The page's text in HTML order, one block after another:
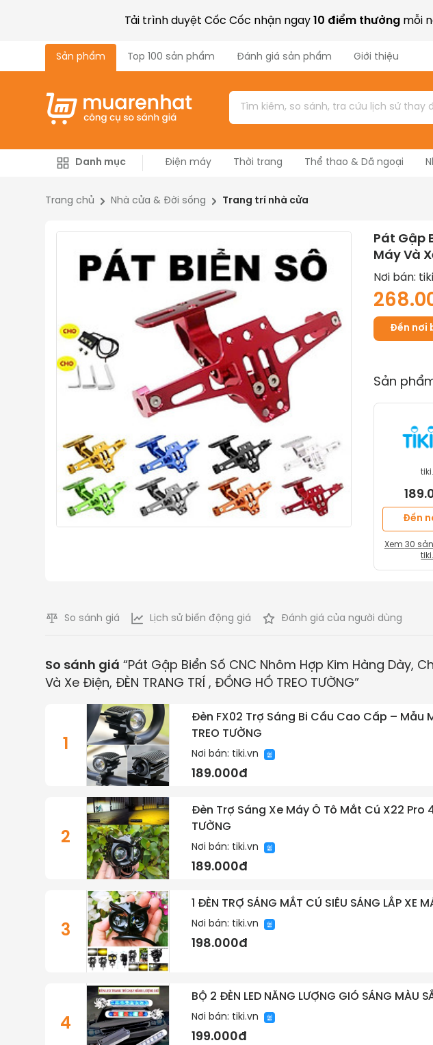
Tải trình duyệt Cốc Cốc nhận ngay 10 điểm thưởngmỗi
Sản phẩm Top 100 sản phẩm Đánh giá sản phẩm Giới thiệu
Danh mục Điện máy Thời trang Thể thao & Dã ngoại
Trang chủ
Nhà cửa & Đời sống Trang trí nhà cửa
Pát Gập
Máy Và
Nơi bán:
Đến nơi
Sản
Đến
Xem 30
So sánh giá Lịch sử biến động giá Đánh giá của người dùng
So sánh giá “Pát Gập Biển Số CNC Nhôm Hợp Kim Hàng Dày,
Và Xe Điện, ĐÈN TRANG TRÍ , ĐỒNG HỒ TREO TƯỜNG”
1
Đèn FX02 Trợ Sáng Bi Cầu Cao Cấp – Mẫu
TREO TƯỜNG
Nơi bán: tiki.vn
189.000đ
2
Đèn Trợ Sáng Xe Máy Ô Tô Mắt Cú X22 Pro
TƯỜNG
Nơi bán: tiki.vn
189.000đ
3
1 ĐÈN TRỢ SÁNG MẮT CÚ SIÊU SÁNG LẮP XE
Nơi bán: tiki.vn
198.000đ
4
BỘ 2 ĐÈN LED NĂNG LƯỢNG GIÓ SÁNG MÀU
Nơi bán: tiki.vn
199.000đ